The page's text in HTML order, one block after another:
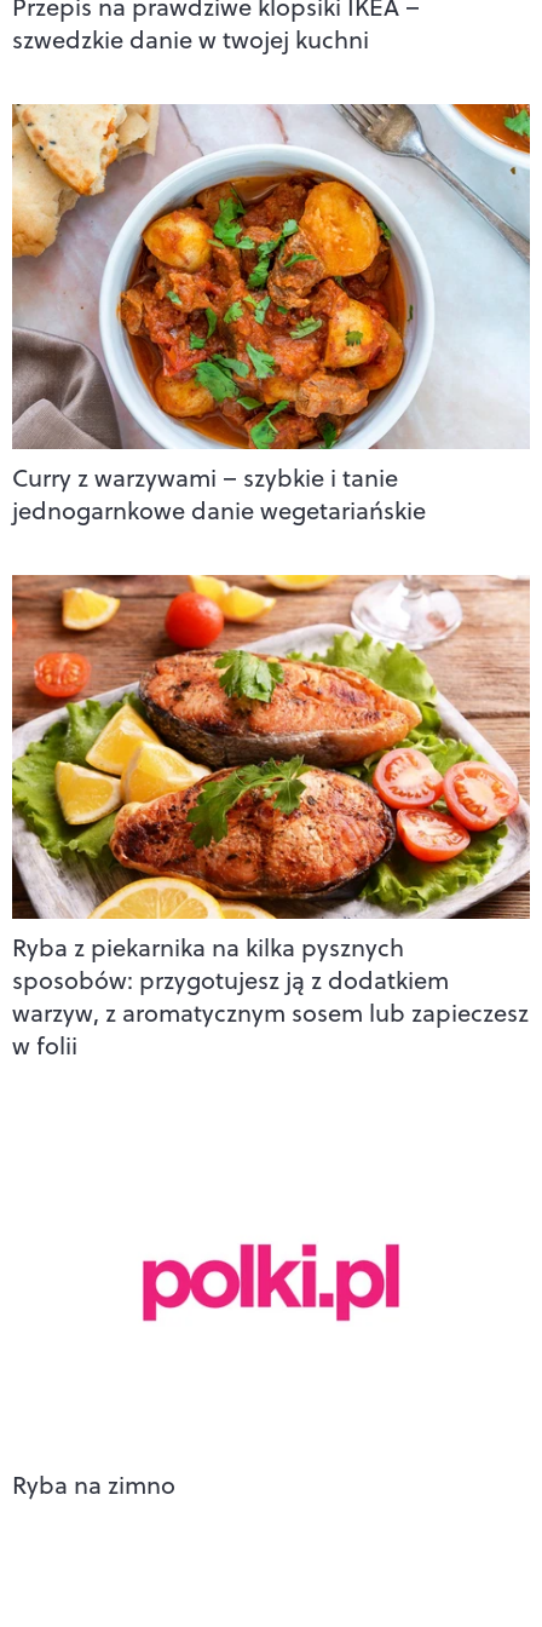
szwedzkie danie w twojej kuchni
Curry z warzywami – szybkie i tanie
jednogarnkowe danie wegetariańskie
Ryba z piekarnika na kilka pysznych
sposobów: przygotujesz ją z dodatkiem
warzyw, z aromatycznym sosem lub zapieczesz
w folii
Ryba na zimno